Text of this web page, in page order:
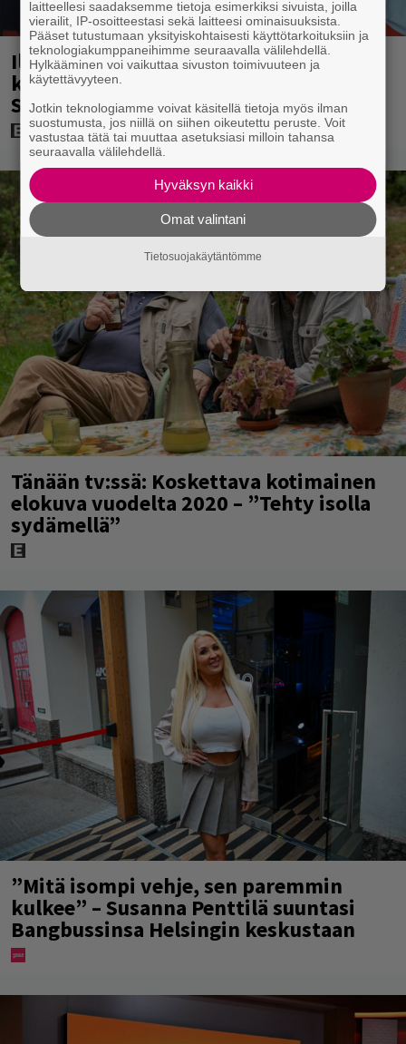
Illalla tv:ssä: Uuno-elokuva jossa
käytettiin tietokonegrafiikkaa?
Sellainen tehtiin vuonna 1998
Tänään tv:ssä: Koskettava kotimainen
elokuva vuodelta 2020 – ”Tehty isolla
sydämellä”
”Mitä isompi vehje, sen paremmin
kulkee” – Susanna Penttilä suuntasi
Bangbussinsa Helsingin keskustaan
laitteellesi saadaksemme tietoja esimerkiksi sivuista, joilla
vierailit, IP-osoitteestasi sekä laitteesi ominaisuuksista.
Pääset tutustumaan yksityiskohtaisesti käyttötarkoituksiin ja
teknologiakumppaneihimme seuraavalla välilehdellä.
Hylkääminen voi vaikuttaa sivuston toimivuuteen ja
käytettävyyteen.
Jotkin teknologiamme voivat käsitellä tietoja myös ilman
suostumusta, jos niillä on siihen oikeutettu peruste. Voit
vastustaa tätä tai muuttaa asetuksiasi milloin tahansa
seuraavalla välilehdellä.
Hyväksyn kaikki
Omat valintani
Tietosuojakäytäntömme